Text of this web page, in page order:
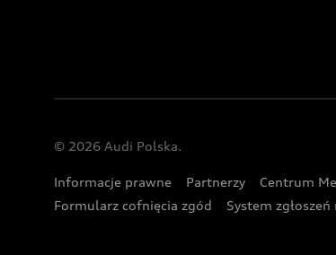
© 2026 Audi Polska.
Informacje prawne Partnerzy Centrum
Formularz cofnięcia zgód
System zgłoszeń